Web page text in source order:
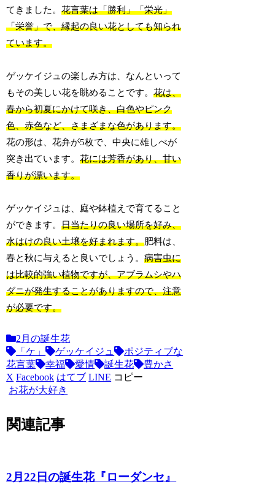
てきました。花言葉は「勝利」「栄光」
「栄誉」で、縁起の良い花としても知られ
ています。
ゲッケイジュの楽しみ方は、なんといって
もその美しい花を眺めることです。花は、
春から初夏にかけて咲き、白色やピンク
色、赤色など、さまざまな色があります。
花の形は、花弁が5枚で、中央に雄しべが
突き出ています。花には芳香があり、甘い
香りが漂います。
ゲッケイジュは、庭や鉢植えで育てること
ができます。日当たりの良い場所を好み、
水はけの良い土壌を好まれます。肥料は、
春と秋に与えると良いでしょう。病害虫に
は比較的強い植物ですが、アブラムシやハ
ダニが発生することがありますので、注意
が必要です。
2月の誕生花
「ケ」
ゲッケイジュ
ポジティブな
花言葉
幸福 愛情 誕生花
豊かさ
X Facebook はてブ LINE コピー
お花が大好き
関連記事
2月22日の誕生花『ローダンセ』